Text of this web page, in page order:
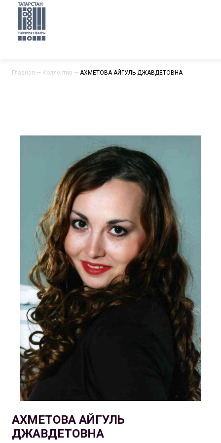
Главная — Коллектив — АХМЕТОВА АЙГУЛЬ ДЖАВДЕТОВНА
АХМЕТОВА АЙГУЛЬ
ДЖАВДЕТОВНА